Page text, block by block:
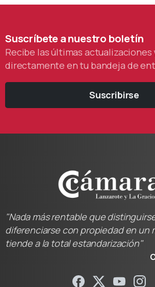
Suscríbeteanuestro boletín
Recibe las últimas
directamente en tu bandeja de
Suscribirse
"Nada más rentable que
diferenciarse con propiedad en un
tiende a la total estandarización"